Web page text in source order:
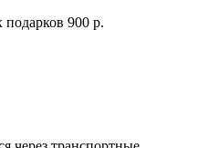
900 р.